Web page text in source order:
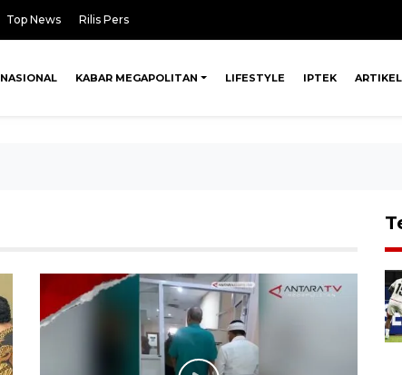
Top News Rilis Pers
NASIONAL KABAR MEGAPOLITAN LIFESTYLE IPTEK ARTIKEL